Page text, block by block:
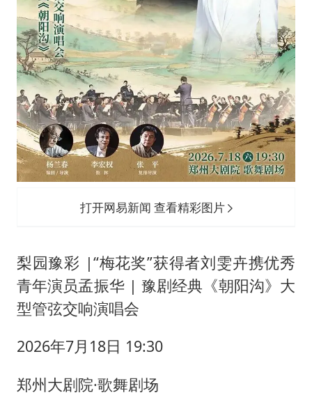
打开网易新闻 查看精彩图片
梨园豫彩 |“梅花奖”获得者刘雯卉携优秀
青年演员孟振华 | 豫剧经典《朝阳沟》大
型管弦交响演唱会
2026年7月18日 19:30
郑州大剧院·歌舞剧场